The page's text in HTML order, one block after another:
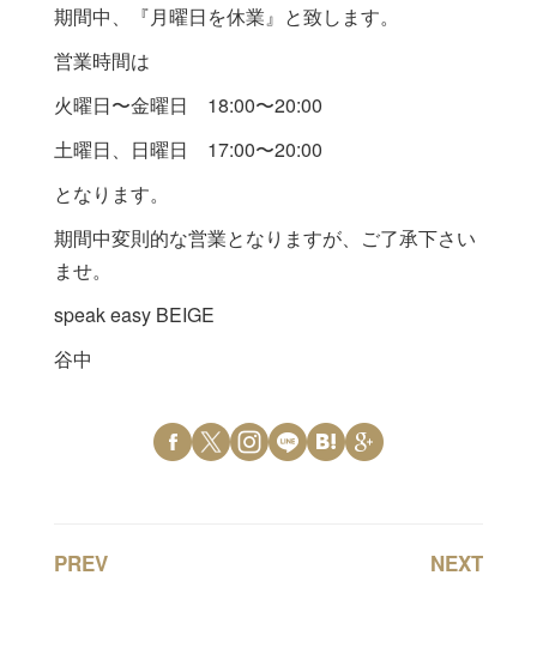
期間中、『月曜日を休業』と致します。
営業時間は
火曜日〜金曜日 18:00〜20:00
土曜日、日曜日 17:00〜20:00
となります。
期間中変則的な営業となりますが、ご了承下さい
ませ。
speak easy BEIGE
谷中
PREV NEXT